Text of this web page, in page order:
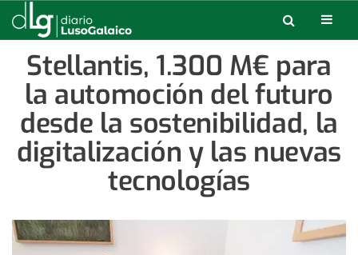
Stellantis, 1.300 M€ para
la automoción del futuro
desde la sostenibilidad, la
digitalización y las nuevas
tecnologías